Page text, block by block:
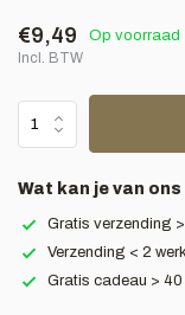
€9,49
Op voorraad
Incl. BTW
Wat kan je van
Gratis verzending
Verzending < 2
Gratis cadeau > 40